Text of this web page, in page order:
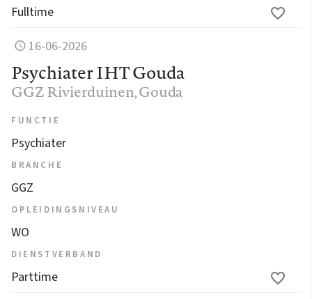
Fulltime
16-06-2026
Psychiater IHT Gouda
GGZ Rivierduinen, Gouda
FUNCTIE
Psychiater
BRANCHE
GGZ
OPLEIDINGSNIVEAU
WO
DIENSTVERBAND
Parttime